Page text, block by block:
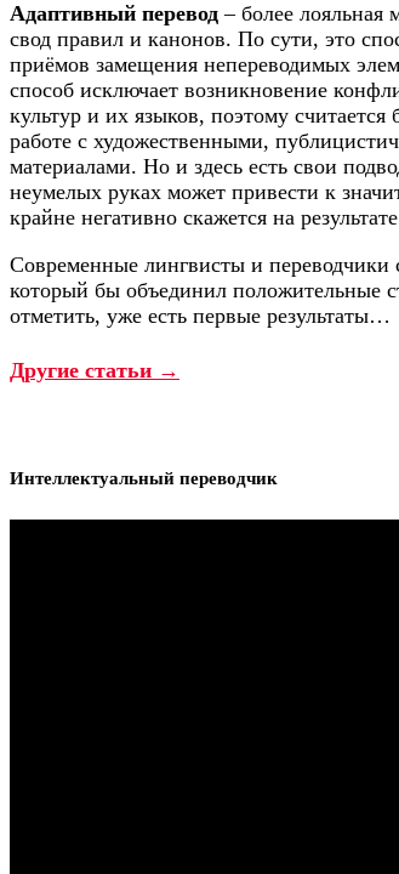
Адаптивный перевод – более лояльная
свод правил и канонов. По сути, это
приёмов замещения непереводимых
способ исключает возникновение
культур и их языков, поэтому
работе с художественными,
материалами. Но и здесь есть свои
неумелых руках может привести к
крайне негативно скажется на
Современные лингвисты и переводчики
который бы объединил положительные
отметить, уже есть первые результаты…
Другие статьи →
Интеллектуальный переводчик